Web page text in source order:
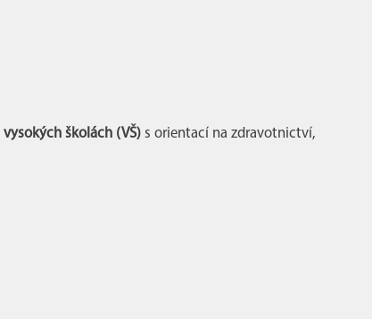
vysokých školách (VŠ)s orientací na zdravotnictví,